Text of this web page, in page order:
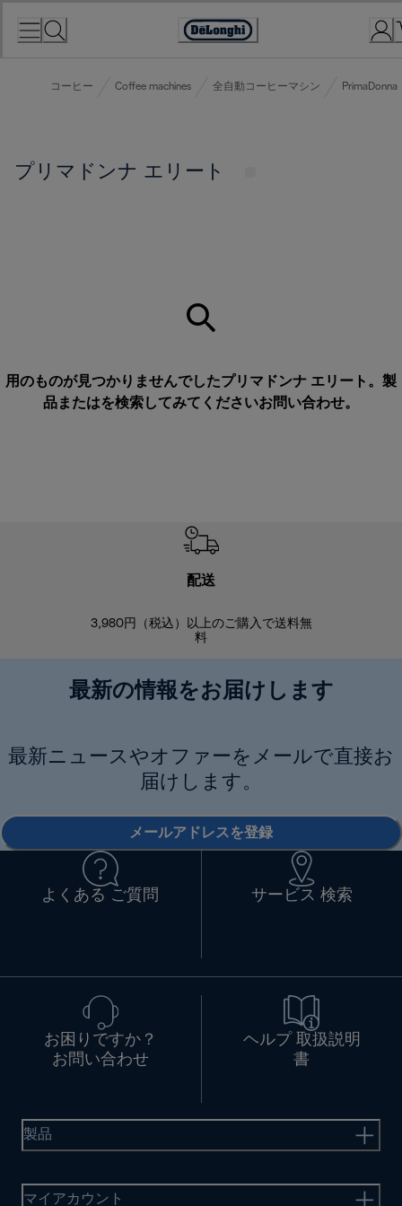
Accessibility
コーヒー Coffee machines 全自動コーヒーマシン PrimaDonna
プリマドンナ エリート
用のものが見つかりませんでしたプリマドンナ エリート。製
品またはを検索してみてくださいお問い合わせ。
配送
3,980円（税込）以上のご購入で送料無
料
最新の情報をお届けします
最新ニュースやオファーをメールで直接お
届けします。
メールアドレスを登録
よくある ご質問 サービス 検索
お困りですか？
お問い合わせ
ヘルプ 取扱説明
書
製品
マイアカウント